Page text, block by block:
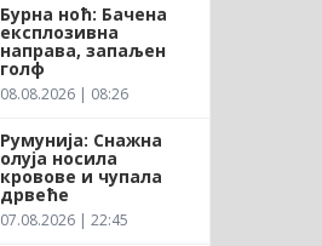
Бурна ноћ: Бачена
експлозивна
направа, запаљен
голф
08.08.2026 | 08:26
Румунија: Снажна
олуја носила
кровове и чупала
дрвеће
07.08.2026 | 22:45